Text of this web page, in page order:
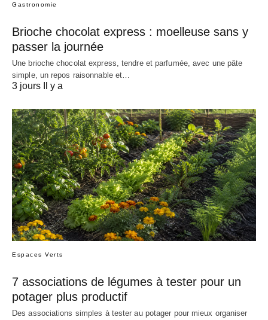
Gastronomie
Brioche chocolat express : moelleuse sans y
passer la journée
Une brioche chocolat express, tendre et parfumée, avec une pâte
simple, un repos raisonnable et…
3 jours Il y a
Espaces Verts
7 associations de légumes à tester pour un
potager plus productif
Des associations simples à tester au potager pour mieux organiser